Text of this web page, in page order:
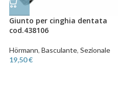
Giunto per cinghia dentata
cod.438106
Hörmann, Basculante, Sezionale
19,50€